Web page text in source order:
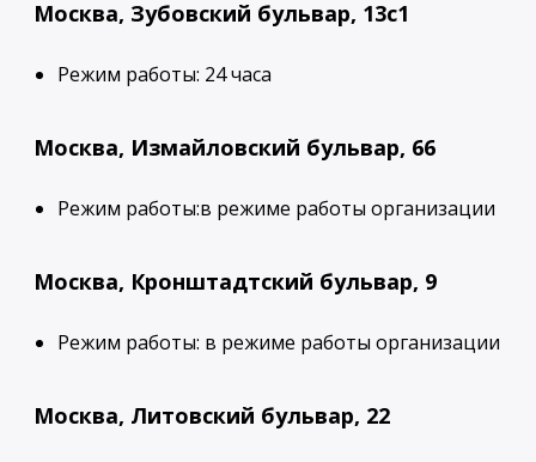
Москва, Зубовский бульвар, 13с1
Режим работы: 24 часа
Москва, Измайловский бульвар, 66
Режим работы:в режиме работы организации
Москва, Кронштадтский бульвар, 9
Режим работы: в режиме работы организации
Москва, Литовский бульвар, 22